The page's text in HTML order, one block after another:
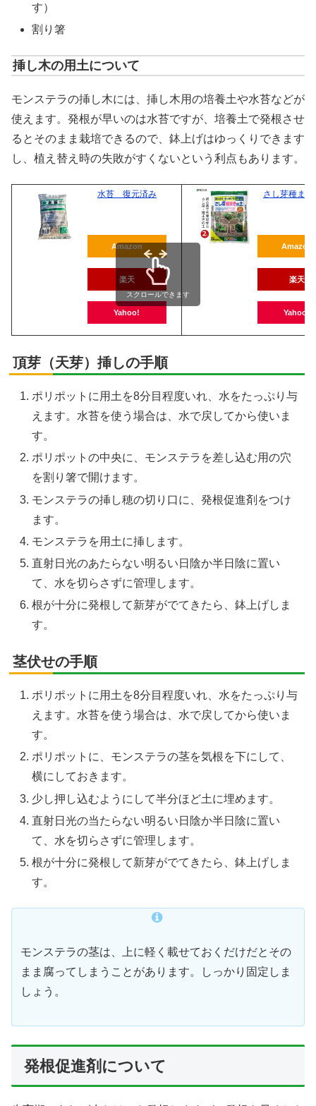
す）
割り箸
挿し木の用土について
モンステラの挿し木には、挿し木用の培養土や水苔などが
使えます。発根が早いのは水苔ですが、培養土で発根させ
るとそのまま栽培できるので、鉢上げはゆっくりできます
し、植え替え時の失敗がすくないという利点もあります。
水苔 復元済み
Amazon
楽天
Yahoo!
さし芽種まき
Amazon
楽天
Yahoo!
スクロールできます
頂芽（天芽）挿しの手順
ポリポットに用土を8分目程度いれ、水をたっぷり与
えます。水苔を使う場合は、水で戻してから使いま
す。
ポリポットの中央に、モンステラを差し込む用の穴
を割り箸で開けます。
モンステラの挿し穂の切り口に、発根促進剤をつけ
ます。
モンステラを用土に挿します。
直射日光のあたらない明るい日陰か半日陰に置い
て、水を切らさずに管理します。
根が十分に発根して新芽がでてきたら、鉢上げしま
す。
茎伏せの手順
ポリポットに用土を8分目程度いれ、水をたっぷり与
えます。水苔を使う場合は、水で戻してから使いま
す。
ポリポットに、モンステラの茎を気根を下にして、
横にしておきます。
少し押し込むようにして半分ほど土に埋めます。
直射日光の当たらない明るい日陰か半日陰に置い
て、水を切らさずに管理します。
根が十分に発根して新芽がでてきたら、鉢上げしま
す。
モンステラの茎は、上に軽く載せておくだけだとその
まま腐ってしまうことがあります。しっかり固定しま
しょう。
発根促進剤について